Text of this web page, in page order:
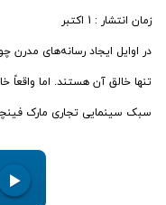
زمان انتشار : 1 اکتبر
در اوایل ایجاد رسانه‌های
تنها خالق آن هستند. اما واقعاً
سبک سینمایی تجاری مارک فینچر